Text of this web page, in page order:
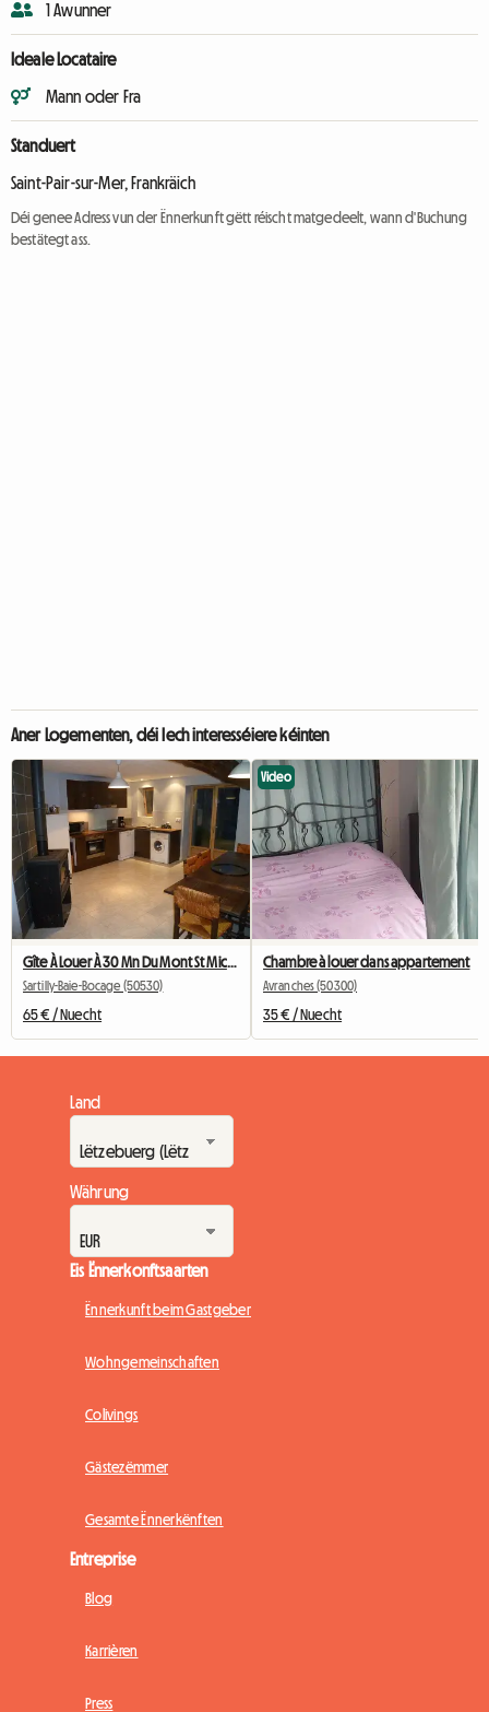
1 Awunner
Ideale Locataire
Mann oder Fra
Standuert
Saint-Pair-sur-Mer, Frankräich
Déi genee Adress vun der Ënnerkunft gëtt réischt matgedeelt, wann d'Buchung
bestätegt ass.
Aner Logementen, déi Iech interesséiere kéinten
Gîte À Louer À 30 Mn Du Mont St Michel
Sartilly-Baie-Bocage (50530)
65 € / Nuecht
Video
Chambre à louer dans appartement
Avranches (50300)
35 € / Nuecht
Land
Währung
Eis Ënnerkonftsaarten
Ënnerkunft beim Gastgeber
Wohngemeinschaften
Colivings
Gästezëmmer
Gesamte Ënnerkënften
Entreprise
Blog
Karrièren
Press